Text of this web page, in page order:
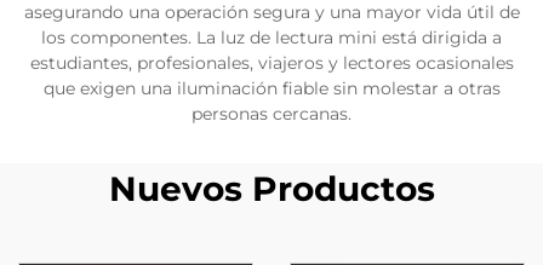
asegurando una operación segura y una mayor vida útil de
los componentes. La luz de lectura mini está dirigida a
estudiantes, profesionales, viajeros y lectores ocasionales
que exigen una iluminación fiable sin molestar a otras
personas cercanas.
Nuevos Productos